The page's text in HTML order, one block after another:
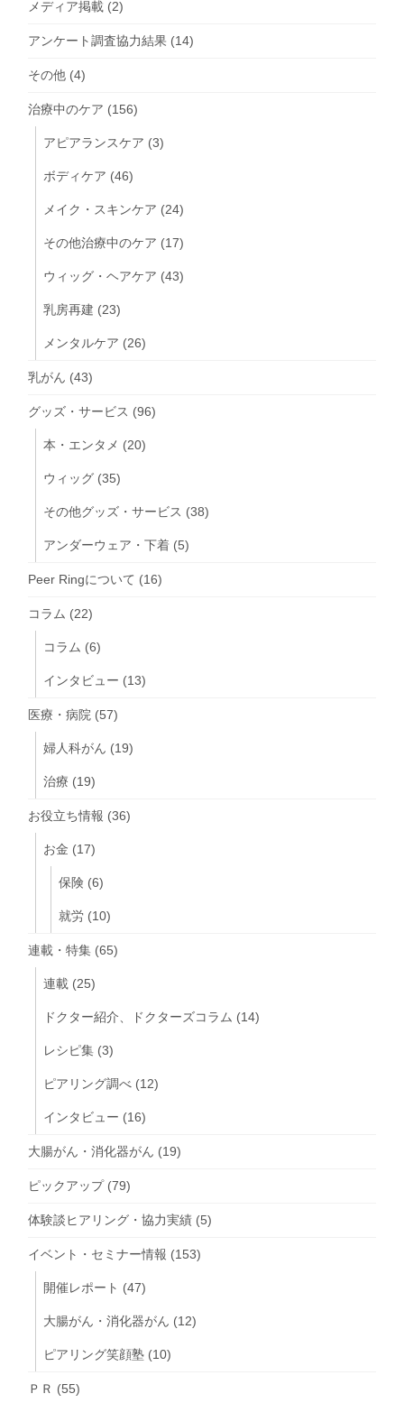
メディア掲載 (2)
アンケート調査協力結果 (14)
その他 (4)
治療中のケア (156)
アピアランスケア (3)
ボディケア (46)
メイク・スキンケア (24)
その他治療中のケア (17)
ウィッグ・ヘアケア (43)
乳房再建 (23)
メンタルケア (26)
乳がん (43)
グッズ・サービス (96)
本・エンタメ (20)
ウィッグ (35)
その他グッズ・サービス (38)
アンダーウェア・下着 (5)
Peer Ringについて (16)
コラム (22)
コラム (6)
インタビュー (13)
医療・病院 (57)
婦人科がん (19)
治療 (19)
お役立ち情報 (36)
お金 (17)
保険 (6)
就労 (10)
連載・特集 (65)
連載 (25)
ドクター紹介、ドクターズコラム (14)
レシピ集 (3)
ピアリング調べ (12)
インタビュー (16)
大腸がん・消化器がん (19)
ピックアップ(79)
体験談ヒアリング・協力実績 (5)
イベント・セミナー情報 (153)
開催レポート (47)
大腸がん・消化器がん (12)
ピアリング笑顔塾 (10)
ＰＲ (55)